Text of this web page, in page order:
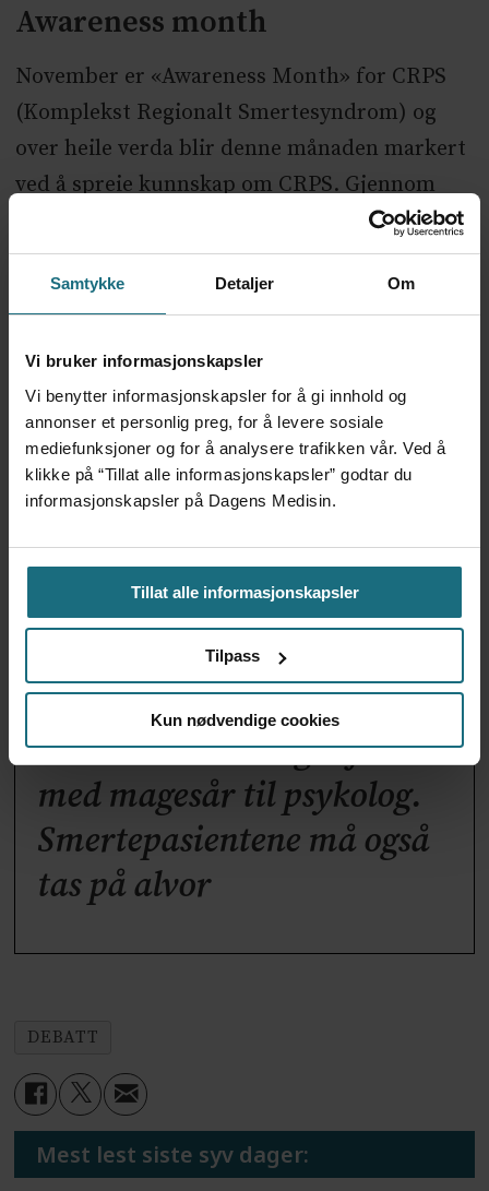
Samtykke Detaljer Om
Vi bruker informasjonskapsler
Vi benytter informasjonskapsler for å gi innhold og
annonser et personlig preg, for å levere sosiale
mediefunksjoner og for å analysere trafikken vår. Ved å
klikke på “Tillat alle informasjonskapsler” godtar du
informasjonskapsler på Dagens Medisin.
Tillat alle informasjonskapsler
Tilpass
Kun nødvendige cookies
Awareness month
November er «Awareness Month» for CRPS
(Komplekst Regionalt Smertesyndrom) og
over heile verda blir denne månaden markert
ved å spreie kunnskap om CRPS. Gjennom
frivillig arbeid i foreninga prøver vi å bidra til
at også menneske som strevar med livslang
smerteliding skal ha rett til oppfølging og
hjelp. Vi deltar gjerne i dialog med
helsepersonell, smerteklinikkar eller
Helseministeren om å utarbeide tydelege
retningslinjer og rettigheiter.
Vi sender ikke lenger folk
med magesår til psykolog.
Smertepasientene må også
tas på alvor
DEBATT
Mest lest siste syv dager: